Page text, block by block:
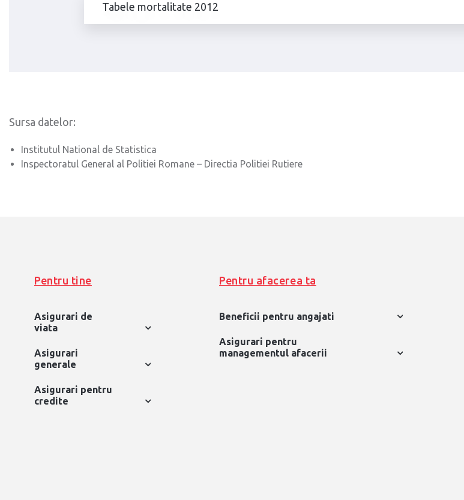
Tabele mortalitate 2012
Sursa datelor:
Institutul National de Statistica
Inspectoratul General al Politiei Romane – Directia Politiei Rutiere
Pentru tine
Asigurari de
viata
Asigurari
generale
Asigurari pentru
credite
Pentru afacerea ta
Beneficii pentru angajati
Asigurari pentru
managementul afacerii